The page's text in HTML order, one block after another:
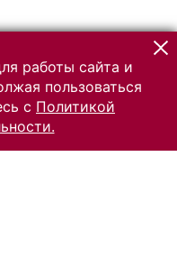
работы сайта и
пользоваться
с Политикой